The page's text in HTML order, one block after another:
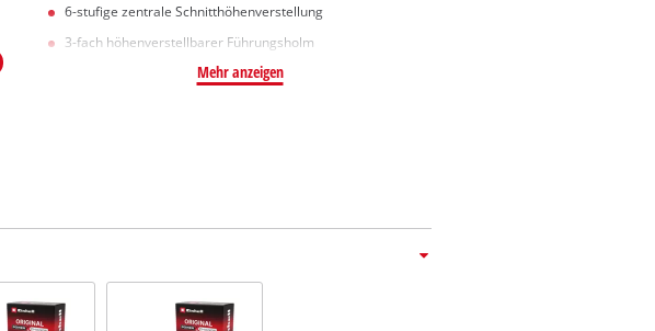
6-stufige zentrale Schnitthöhenverstellung
3-fach höhenverstellbarer Führungsholm
Mehr anzeigen